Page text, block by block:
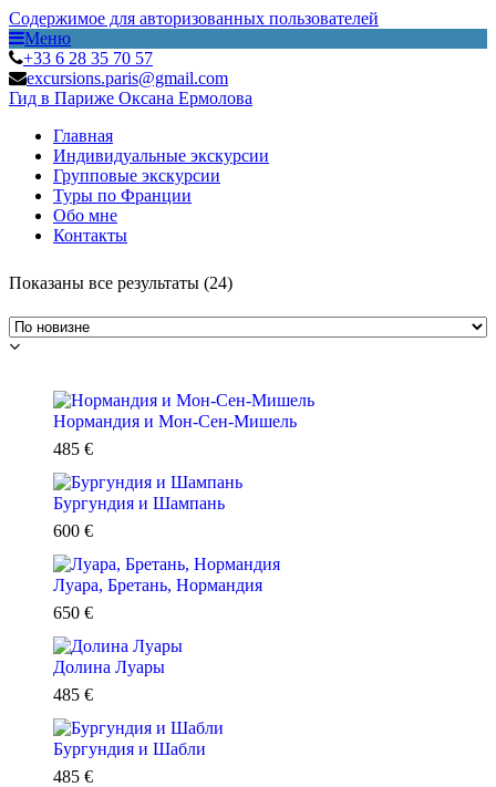
Содержимое для авторизованных пользователей
Меню
+33 6 28 35 70 57
excursions.paris@gmail.com
Гид в Париже Оксана Ермолова
Главная
Индивидуальные экскурсии
Групповые экскурсии
Туры по Франции
Обо мне
Контакты
Показаны все результаты (24)Сортировка:
самые
Нормандия и Мон-Сен-Мишель
485 €
Бургундия и Шампань
600 €
Луара, Бретань, Нормандия
650 €
Долина Луары
485 €
Бургундия и Шабли
485 €